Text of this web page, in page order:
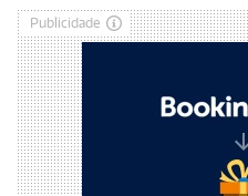
Publicidade